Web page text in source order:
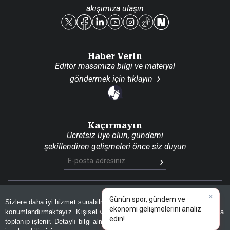
Sizlere daha iyi hizmet sunabilmek adına sitemizdeçerez
konumlandırmaktayız. Kişisel verileriniz, KVKK ve GDPR kapsamında
toplanıp işlenir. Detaylı bilgi almak için
Reklam Ver
akışımıza ulaşın
Haber Verin
Editör masamıza bilgi ve materyal
göndermek için tıklayın
Kaçırmayın
Ücretsiz üye olun, gündemi
şekillendiren gelişmeleri önce siz duyun
Son DakikaSite Haritası RSSKVKK Aydınlatma Metni
Gizlilik PolitikasıÇerez Politikası
×
Günün spor, gündem ve
ekonomi gelişmelerini analiz
edin!